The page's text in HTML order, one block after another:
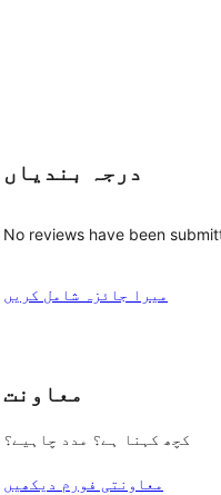
درجہ بندیاں
No reviews have been
میرا جائزہ شامل کریں
معاونت
کچھ کہنا ہے؟ مدد چاہیے؟
معاونتی فورم دیکھیں